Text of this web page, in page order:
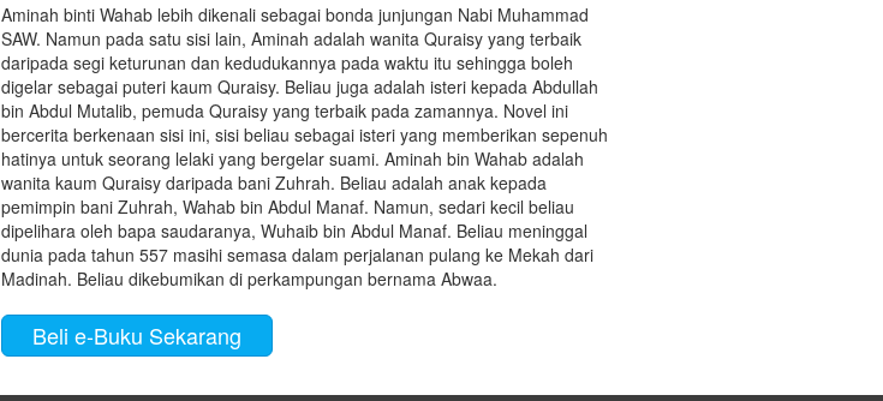
Aminah binti Wahab lebih dikenali sebagai bonda junjungan Nabi Muhammad
SAW. Namun pada satu sisi lain, Aminah adalah wanita Quraisy yang terbaik
daripada segi keturunan dan kedudukannya pada waktu itu sehingga boleh
digelar sebagai puteri kaum Quraisy. Beliau juga adalah isteri kepada Abdullah
bin Abdul Mutalib, pemuda Quraisy yang terbaik pada zamannya. Novel ini
bercerita berkenaan sisi ini, sisi beliau sebagai isteri yang memberikan sepenuh
hatinya untuk seorang lelaki yang bergelar suami. Aminah bin Wahab adalah
wanita kaum Quraisy daripada bani Zuhrah. Beliau adalah anak kepada
pemimpin bani Zuhrah, Wahab bin Abdul Manaf. Namun, sedari kecil beliau
dipelihara oleh bapa saudaranya, Wuhaib bin Abdul Manaf. Beliau meninggal
dunia pada tahun 557 masihi semasa dalam perjalanan pulang ke Mekah dari
Madinah. Beliau dikebumikan di perkampungan bernama Abwaa.
Beli e-Buku Sekarang